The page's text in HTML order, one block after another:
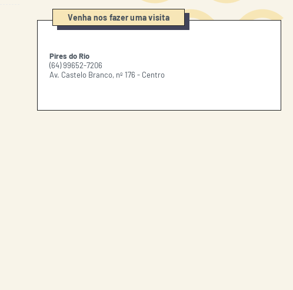
Venha nos fazer uma visita
Pires do Rio
(64) 99652-7206
Av. Castelo Branco, nº 176 - Centro